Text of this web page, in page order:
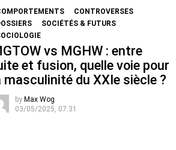
CONTROVERSES
SOCIÉTÉS & FUTURS
vs MGHW : entre
et fusion, quelle voie pour
masculinité du XXIe siècle ?
by Max Wog
03/05/2025, 07:31